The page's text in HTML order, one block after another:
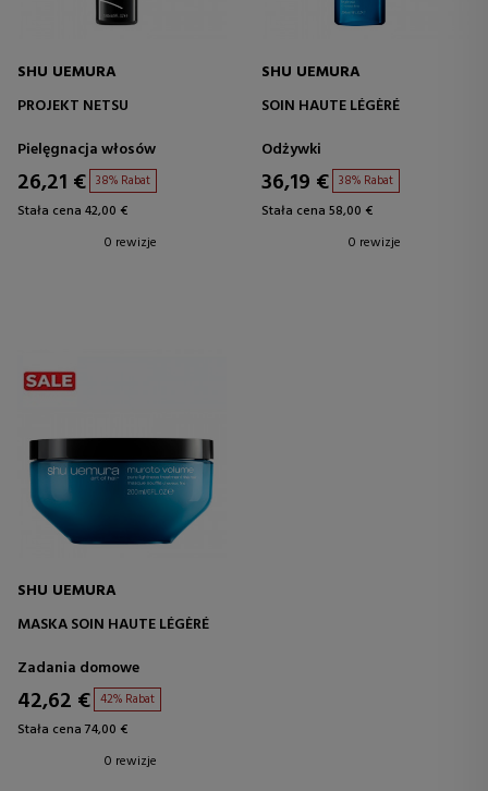
SHU UEMURA
PROJEKT NETSU
Pielęgnacja włosów
26,21 € 38% Rabat
Stała cena 42,00 €
0 rewizje
SHU UEMURA
SOIN HAUTE LÉGÈRÉ
Odżywki
36,19 € 38% Rabat
Stała cena 58,00 €
0 rewizje
SHU UEMURA
MASKA SOIN HAUTE LÉGÈRÉ
Zadania domowe
42,62 € 42% Rabat
Stała cena 74,00 €
0 rewizje